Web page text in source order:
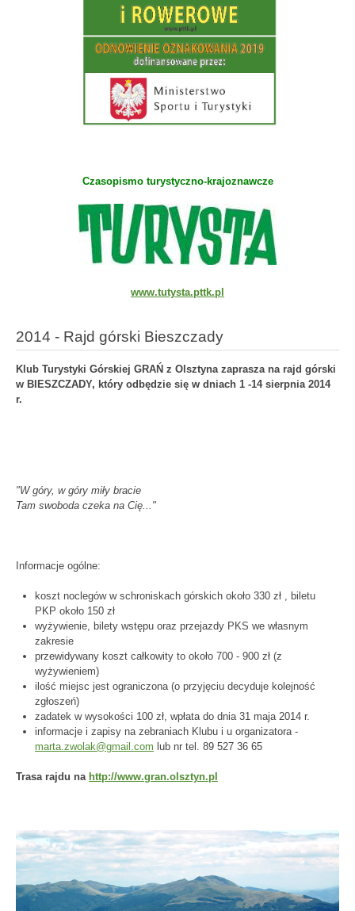
Czasopismo turystyczno-krajoznawcze
www.tutysta.pttk.pl
2014 - Rajd górski Bieszczady
Klub Turystyki Górskiej GRAŃ z Olsztyna zaprasza na rajd górski
w BIESZCZADY, który odbędzie się w dniach 1 -14 sierpnia 2014
r.
"W góry, w góry miły bracie
Tam swoboda czeka na Cię..."
Informacje ogólne:
koszt noclegów w schroniskach górskich około 330 zł , biletu
PKP około 150 zł
wyżywienie, bilety wstępu oraz przejazdy PKS we własnym
zakresie
przewidywany koszt całkowity to około 700 - 900 zł (z
wyżywieniem)
ilość miejsc jest ograniczona (o przyjęciu decyduje kolejność
zgłoszeń)
zadatek w wysokości 100 zł, wpłata do dnia 31 maja 2014 r.
informacje i zapisy na zebraniach Klubu i u organizatora -
marta.zwolak@gmail.com lub nr tel. 89 527 36 65
Trasa rajdu na http://www.gran.olsztyn.pl